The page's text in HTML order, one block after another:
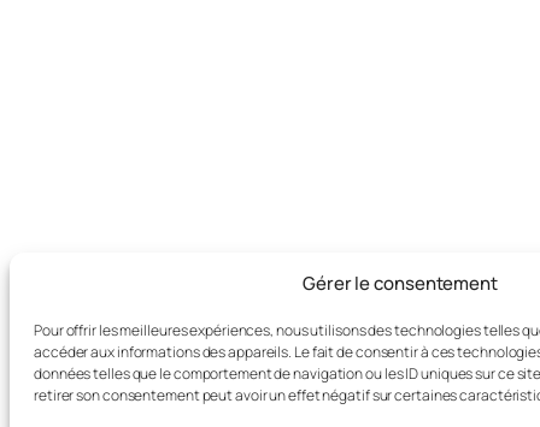
Gérer le consentement
Pour offrir les meilleures expériences, nous utilisons des technologies telles
accéder aux informations des appareils. Le fait de consentir à ces
données telles que le comportement de navigation ou les ID uniques sur ce
retirer son consentement peut avoir un effet négatif sur certaines